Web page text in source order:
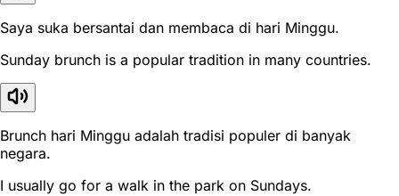
Saya suka bersantai dan membaca di hari Minggu.
Sunday brunch is a popular tradition in many countries.
Brunch hari Minggu adalah tradisi populer di banyak
negara.
I usually go for a walk in the park on Sundays.